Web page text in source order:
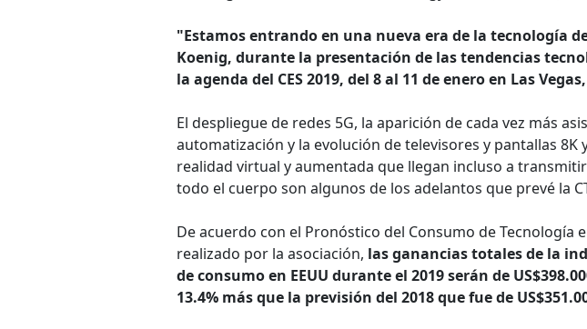
"Estamos entrando en una nueva era de la tecnología
Koenig, durante la presentación de las tendencias
la agenda del CES 2019, del 8 al 11 de enero en Las
El despliegue de redes 5G, la aparición de cada vez más
automatización y la evolución de televisores y pantallas 8K
realidad virtual y aumentada que llegan incluso a
todo el cuerpo son algunos de los adelantos que prevé la
De acuerdo con el Pronóstico del Consumo de Tecnología
realizado por la asociación, las ganancias totales de la
de consumo en EEUU durante el 2019 serán de
13.4% más que la previsión del 2018 que fue de